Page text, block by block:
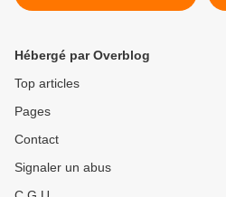
Hébergé par Overblog
Top articles
Pages
Contact
Signaler un abus